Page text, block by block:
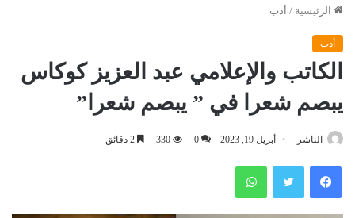
الرئيسية / أدب
أدب
الكاتب والإعلامي عبد العزيز كوكاس
يبصم شعرا في ” يبصم شعرا”
الناشر أبريل 19, 2023 0
330
فيسبوك تويتر واتساب